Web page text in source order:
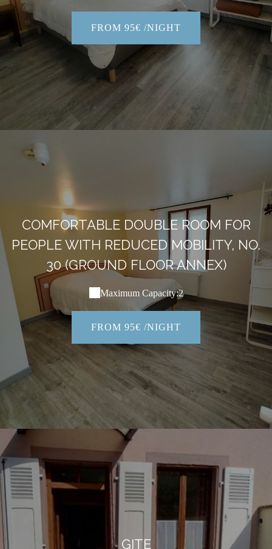
FROM 95€ /NIGHT
COMFORTABLE DOUBLE ROOM FOR
PEOPLE WITH REDUCED MOBILITY, NO.
30 (GROUND FLOOR ANNEX)
Maximum Capacity:2
FROM 95€ /NIGHT
GITE